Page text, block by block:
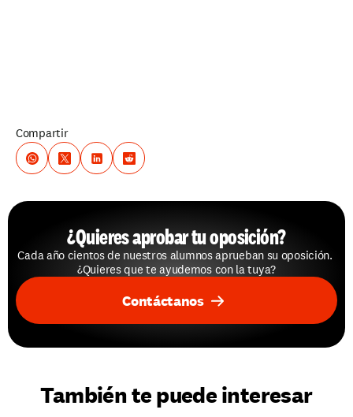
Compartir
¿Quieres aprobar tu oposición?
Cada año cientos de nuestros alumnos aprueban su oposición.
¿Quieres que te ayudemos con la tuya?
Contáctanos
También te puede interesar